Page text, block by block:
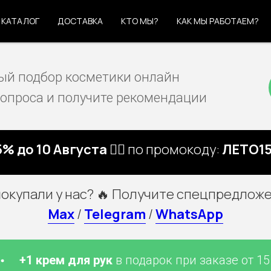
подбор косметики онлайн
и получите рекомендации
до 10 Августа 🏃‍♀️ по промокоду:
у нас? 🔥 Получите
Max/ Telegram /WhatsApp
крем для рукв подарок при заказе от 15 000
КАТАЛОГ ДОСТАВКА КТО МЫ? КАК МЫ РАБОТАЕМ?